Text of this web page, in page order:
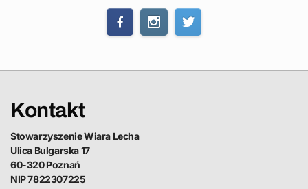
Kontakt
Stowarzyszenie Wiara Lecha
Ulica Bulgarska 17
60-320 Poznań
NIP 7822307225